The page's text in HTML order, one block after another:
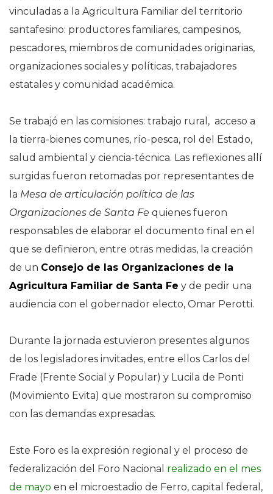
vinculadas a la Agricultura Familiar del territorio
santafesino: productores familiares, campesinos,
pescadores, miembros de comunidades originarias,
organizaciones sociales y políticas, trabajadores
estatales y comunidad académica.
Se trabajó en las comisiones: trabajo rural, acceso a
la tierra-bienes comunes, río-pesca, rol del Estado,
salud ambiental y ciencia-técnica. Las reflexiones allí
surgidas fueron retomadas por representantes de
la Mesa de articulación política de las
Organizaciones de Santa Fe quienes fueron
responsables de elaborar el documento final en el
que se definieron, entre otras medidas, la creación
de un Consejo de las Organizaciones de la
Agricultura Familiar de Santa Fe y de pedir una
audiencia con el gobernador electo, Omar Perotti.
Durante la jornada estuvieron presentes algunos
de los legisladores invitades, entre ellos Carlos del
Frade (Frente Social y Popular) y Lucila de Ponti
(Movimiento Evita) que mostraron su compromiso
con las demandas expresadas.
Este Foro es la expresión regional y el proceso de
federalización del Foro Nacional realizado en el mes
de mayo en el microestadio de Ferro, capital federal,